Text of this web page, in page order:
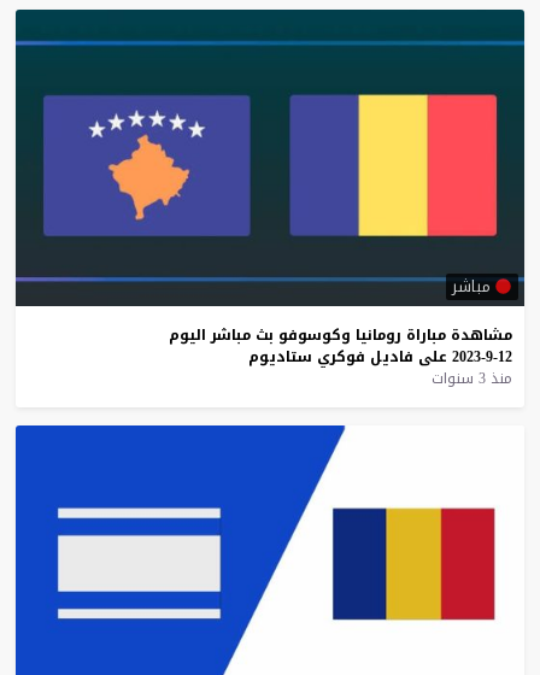
مباشر
مشاهدة مباراة رومانيا وكوسوفو بث مباشر اليوم
12-9-2023
على فاديل فوكري ستاديوم
منذ 3 سنوات